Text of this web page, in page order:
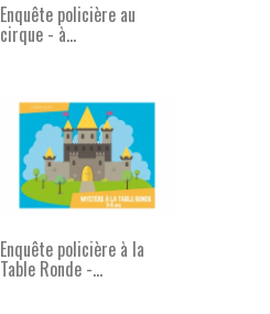
Enquête policière au
cirque - à...
Enquête policière à la
Table Ronde -...